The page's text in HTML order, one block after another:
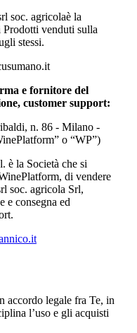
soc. agricolaè la
Prodotti venduti sulla
stessi.
e fornitore del
customer support:
n. 86 - Milano -
o “WP”)
è la Società che si
di vendere
soc. agricola Srl,
e consegna ed
accordo legale fra Te, in
l’uso e gli acquisti